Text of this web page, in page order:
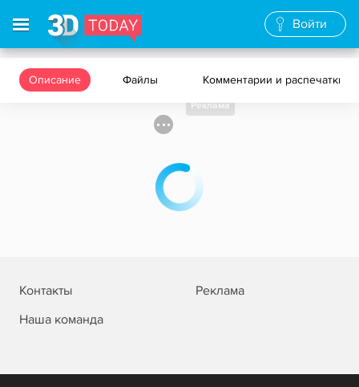
Войти
Описание Файлы Комментарии и распечатки
Реклама
Контакты
Реклама
Наша команда